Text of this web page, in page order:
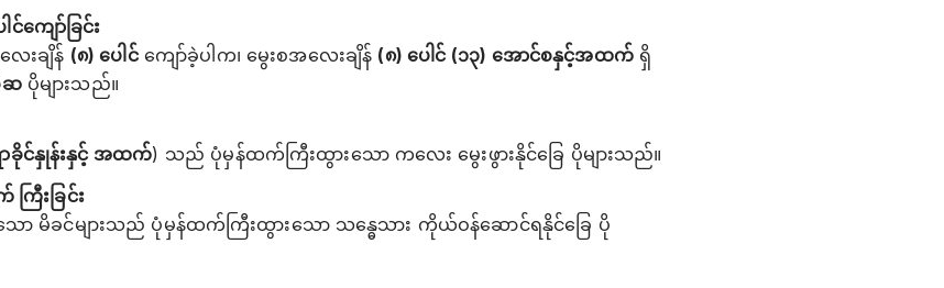
ကျော်ခြင်း
ေးချိန် (၈) ပေါင်ကျော်ခဲ့ပါက၊ မွေးစအလေးချိန် (၈) ပေါင် (၁၃) အောင်စနှင့်အထက်ရှိ
ဆပိုများသည်။
ာခိုင်နှုန်းနှင့် အထက်) သည် ပုံမှန်ထက်ကြီးထွားသော ကလေး မွေးဖွားနိုင်ခြေ ပိုများသည်။
ြီးခြင်း
မိခင်များသည် ပုံမှန်ထက်ကြီးထွားသော သန္ဓေသား ကိုယ်ဝန်ဆောင်ရနိုင်ခြေ ပို